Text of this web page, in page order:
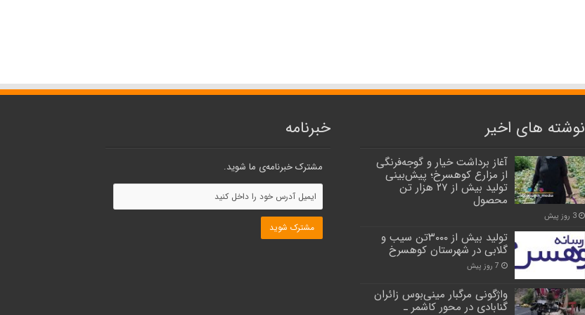
نوشته های اخیر
آغاز برداشت خیار و گوجه‌فرنگی
از مزارع کوهسرخ؛ پیش‌بینی
تولید بیش از ۲۷ هزار تن
محصول
3 روز پیش
تولید بیش از ۳۰۰۰تن سیب و
گلابی در شهرستان کوهسرخ
7 روز پیش
واژگونی مرگبار مینی‌بوس زائران
گنابادی در محور کاشمر ـ
خبرنامه
مشترک خبرنامه‌ی ما شوید.